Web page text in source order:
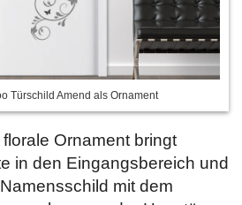
Türschild Amend als Ornament
Ornament bringt
in den Eingangsbereich und
mit dem